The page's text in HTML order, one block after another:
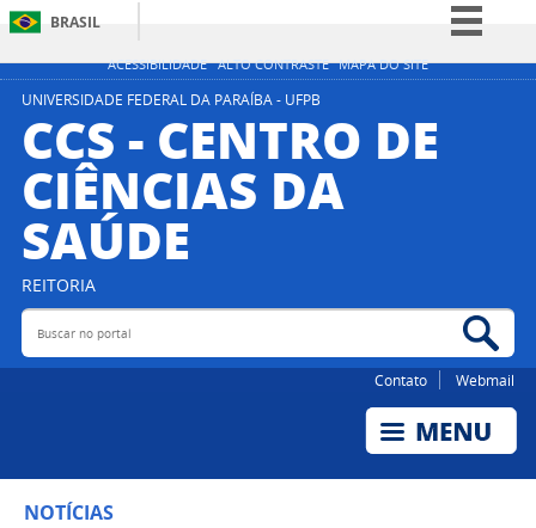
ACESSIBILIDADE ALTO CONTRASTE MAPA DO SITE
BRASIL
Simplifique!
Participe
Acesso à informação
Legislação
UNIVERSIDADE FEDERAL DA PARAÍBA - UFPB
CCS - CENTRO DE
CIÊNCIAS DA
SAÚDE
REITORIA
Buscar no portal
Contato Webmail
NOTÍCIAS